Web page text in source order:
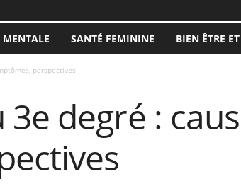
MENTALE SANTÉ FEMININE BIEN ÊTRE
perspectives
degré :